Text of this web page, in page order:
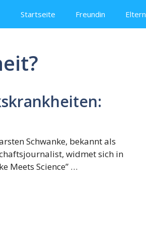
Startseite Freundin Eltern
Schwanke, bekannt als
widmet sich in
Meets Science” …